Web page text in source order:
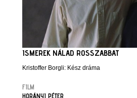
ISMEREK NÁLAD ROSSZABBAT
Kristoffer Borgli: Kész dráma
FILM
HORÁNYI PÉTER